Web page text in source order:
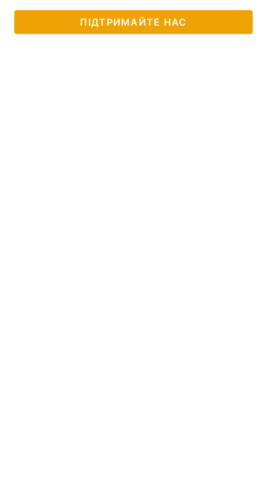
ПІДТРИМАЙТЕ НАС